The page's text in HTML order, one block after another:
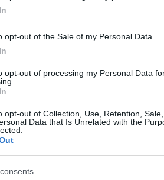
opt-out of the Sale of my Personal Data.
opt-out of processing my Personal Data
opt-out of Collection, Use, Retention,
Data that Is Unrelated with the
KIOSK
5 dokaza da su žene